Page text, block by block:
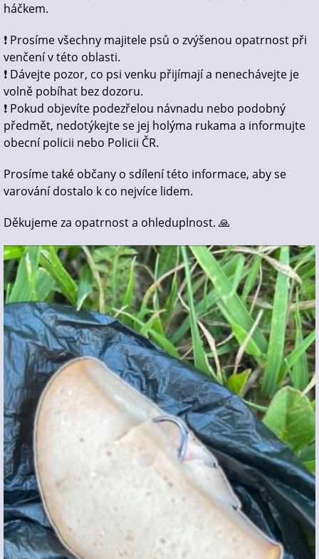
háčkem.
❗ Prosíme všechny majitele psů o zvýšenou opatrnost při
venčení v této oblasti.
❗ Dávejte pozor, co psi venku přijímají a nenechávejte je
volně pobíhat bez dozoru.
❗ Pokud objevíte podezřelou návnadu nebo podobný
předmět, nedotýkejte se jej holýma rukama a informujte
obecní policii nebo Policii ČR.
Prosíme také občany o sdílení této informace, aby se
varování dostalo k co nejvíce lidem.
Děkujeme za opatrnost a ohleduplnost. 🙏